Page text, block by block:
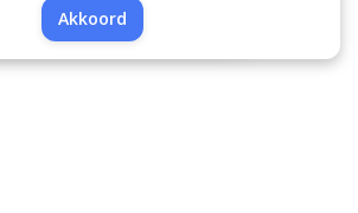
Filters
Akkoord